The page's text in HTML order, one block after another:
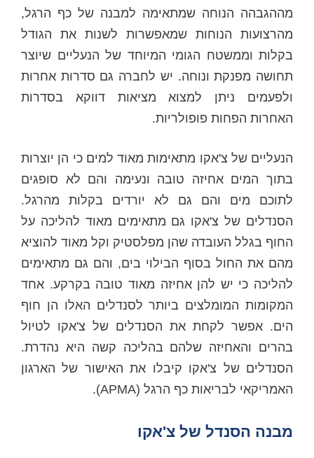
מההגבהה הנוחה שמתאימה למבנה של כף הרגל,
מהרצועות הנוחות שמאפשרות לשנות את הגודל
בקלות וממשטח הגומי המיוחד של הנעליים שיוצר
תחושה מפנקת ונוחה. יש לחברה גם סדרות אחרות
ולפעמים ניתן למצוא מציאות דווקא בסדרות
האחרות הפחות פופולריות.
הנעליים של צ'אקו מתאימות מאוד למים כי הן יוצרות
בתוך המים אחיזה טובה ונעימה והם לא סופגים
לתוכם מים והם גם לא יורדים בקלות מהרגל.
הסנדלים של צ'אקו גם מתאימים מאוד להליכה על
החוף בגלל העובדה שהן מפלסטיק וקל מאוד להוציא
מהם את החול בסוף הבילוי בים, והם גם מתאימים
להליכה כי יש להן אחיזה מאוד טובה בקרקע. אחד
המקומות המומלצים ביותר לסנדלים האלו הן חוף
הים. אפשר לקחת את הסנדלים של צ'אקו לטיול
בהרים והאחיזה שלהם בהליכה קשה היא נהדרת.
הסנדלים של צ'אקו קיבלו את האישור של הארגון
האמריקאי לבריאות כף הרגל (APMA).
מבנה הסנדל של צ'אקו